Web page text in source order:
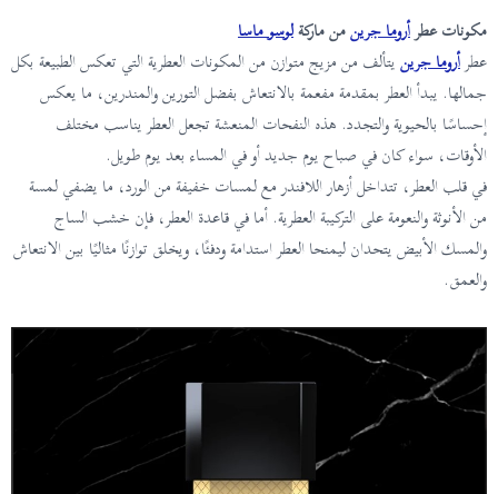
مكونات عطرأروما جرينمن ماركةلوسو ماسا
عطرأروماجرينيتألف من مزيج متوازن من المكونات العطرية التي تعكس الطبيعة بكل
جمالها. يبدأ العطر بمقدمة مفعمة بالانتعاش بفضل التورين والمندرين، ما يعكس
إحساسًا بالحيوية والتجدد. هذه النفحات المنعشة تجعل العطر يناسب مختلف
الأوقات، سواء كان في صباح يوم جديد أو في المساء بعد يوم طويل.
في قلب العطر، تتداخل أزهار اللافندر مع لمسات خفيفة من الورد، ما يضفي لمسة
من الأنوثة والنعومة على التركيبة العطرية. أما في قاعدة العطر، فإن خشب الساج
والمسك الأبيض يتحدان ليمنحا العطر استدامة ودفئًا، ويخلق توازنًا مثاليًا بين الانتعاش
والعمق.